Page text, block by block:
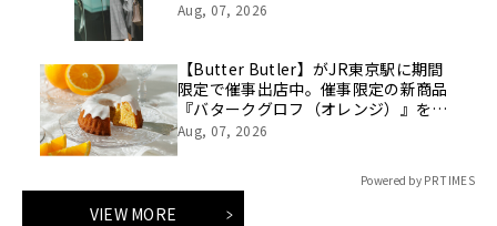
くる「10daysスタイルを8/7(金)より
Aug, 07, 2026
【Butter Butler】がJR東京駅に期間
限定で催事出店中。催事限定の新商品
『バタークグロフ（オレンジ）』をご
用意してお待ちしております！
Aug, 07, 2026
Powered by PR TIMES
VIEW MORE